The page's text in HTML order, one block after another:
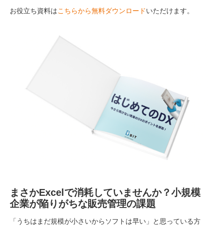
お役立ち資料はこちらから無料ダウンロードいただけます。
まさかExcelで消耗していませんか？小規模
企業が陥りがちな販売管理の課題
「うちはまだ規模が小さいからソフトは早い」と思っている方